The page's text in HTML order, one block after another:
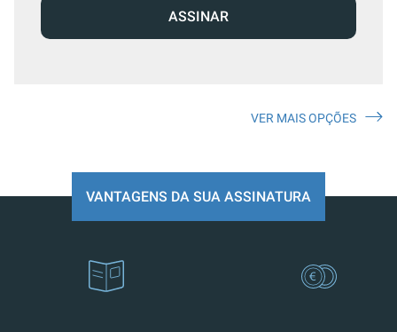
ASSINAR
VER MAIS OPÇÕES
VANTAGENS DA SUA ASSINATURA